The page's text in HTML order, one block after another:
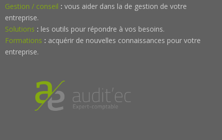
Gestion / conseil : vous aider dans la de gestion de votre
entreprise.
Solutions : les outils pour répondre à vos besoins.
Formations : acquérir de nouvelles connaissances pour votre
entreprise.